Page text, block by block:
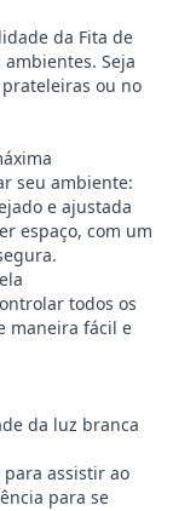
da Fita de
Seja
ou no
seu ambiente:
e ajustada
espaço, com um
todos os
maneira fácil e
da luz branca
assistir ao
para se